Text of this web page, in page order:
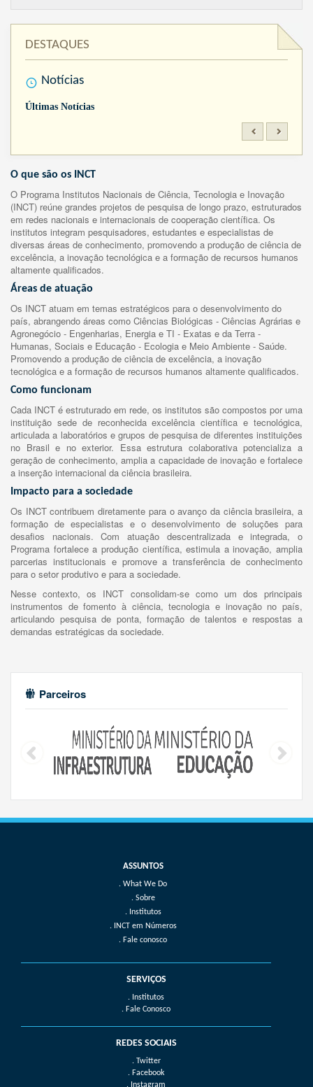
DESTAQUES
Notícias
Últimas Notícias
O que são os INCT
O Programa Institutos Nacionais de Ciência, Tecnologia e Inovação
(INCT) reúne grandes projetos de pesquisa de longo prazo, estruturados
em redes nacionais e internacionais de cooperação científica. Os
institutos integram pesquisadores, estudantes e especialistas de
diversas áreas de conhecimento, promovendo a produção de ciência de
excelência, a inovação tecnológica e a formação de recursos humanos
altamente qualificados.
Áreas de atuação
Os INCT atuam em temas estratégicos para o desenvolvimento do
país, abrangendo áreas como Ciências Biológicas - Ciências Agrárias e
Agronegócio - Engenharias, Energia e TI - Exatas e da Terra -
Humanas, Sociais e Educação - Ecologia e Meio Ambiente - Saúde.
Promovendo a produção de ciência de excelência, a inovação
tecnológica e a formação de recursos humanos altamente qualificados.
Como funcionam
Cada INCT é estruturado em rede, os institutos são compostos por uma
instituição sede de reconhecida excelência científica e tecnológica,
articulada a laboratórios e grupos de pesquisa de diferentes instituições
no Brasil e no exterior. Essa estrutura colaborativa potencializa a
geração de conhecimento, amplia a capacidade de inovação e fortalece
a inserção internacional da ciência brasileira.
Impacto para a sociedade
Os INCT contribuem diretamente para o avanço da ciência brasileira, a
formação de especialistas e o desenvolvimento de soluções para
desafios nacionais. Com atuação descentralizada e integrada, o
Programa fortalece a produção científica, estimula a inovação, amplia
parcerias institucionais e promove a transferência de conhecimento
para o setor produtivo e para a sociedade.
Nesse contexto, os INCT consolidam-se como um dos principais
instrumentos de fomento à ciência, tecnologia e inovação no país,
articulando pesquisa de ponta, formação de talentos e respostas a
demandas estratégicas da sociedade.
Parceiros
What We Do
Sobre
Institutos
INCT em Números
Fale conosco
SERVIÇOS
. Institutos
. Fale Conosco
REDES SOCIAIS
. Twitter
. Facebook
. Instagram